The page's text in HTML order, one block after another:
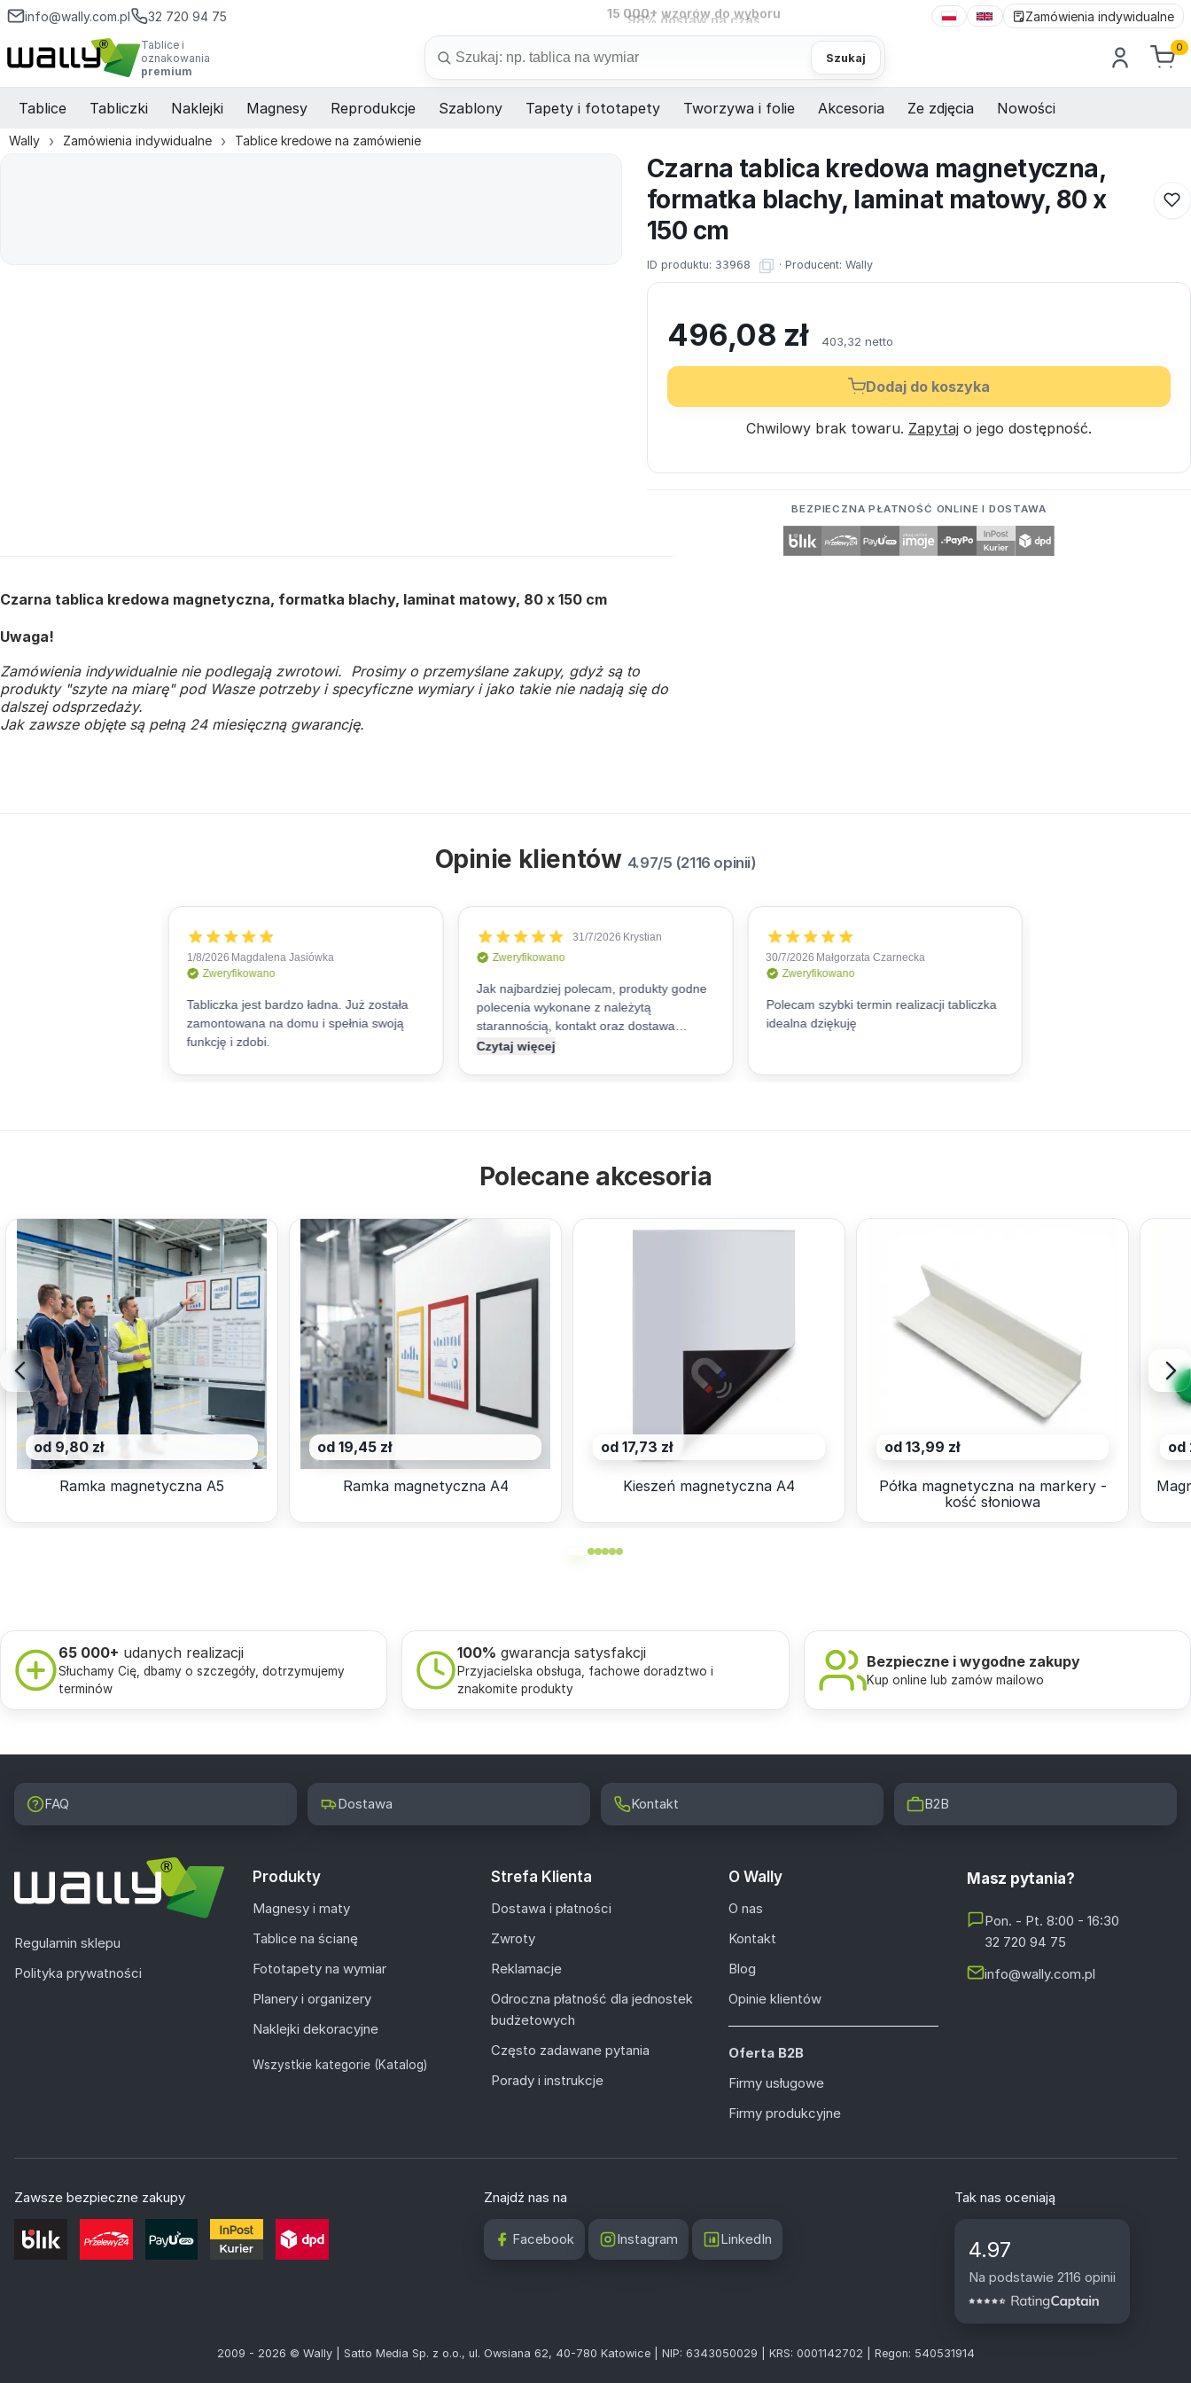
info@wally.com.pl 32 720 94 75 98%dostaw na czas Zamówienia indywidualne
Tablice i
oznakowania
premium
Szukaj
0
Tablice Tabliczki Naklejki Magnesy Reprodukcje Szablony Tapety i fototapety Tworzywa i folie Akcesoria Ze zdjęcia Nowości
Wally Zamówienia indywidualne Tablice kredowe na zamówienie
Czarna tablica kredowa magnetyczna,
formatka blachy, laminat matowy, 80 x
150 cm
ID produktu: 33968 · Producent: Wally
496,08 zł 403,32 netto
Dodaj do koszyka
Chwilowy brak towaru. Zapytaj o jego dostępność.
BEZPIECZNA PŁATNOŚĆ ONLINE I DOSTAWA
Czarna tablica kredowa magnetyczna, formatka blachy, laminat matowy, 80 x 150 cm
Uwaga!
Zamówienia indywidualnie nie podlegają zwrotowi. Prosimy o przemyślane zakupy, gdyż są to
produkty "szyte na miarę" pod Wasze potrzeby i specyficzne wymiary i jako takie nie nadają się do
dalszej odsprzedaży.
Jak zawsze objęte są pełną 24 miesięczną gwarancję.
Opinie klientów 4.97/5 (2116 opinii)
Polecane akcesoria
od 9,80 zł
Ramka magnetyczna A5
od 19,45 zł
Ramka magnetyczna A4
od 17,73 zł
Kieszeń magnetyczna A4
od 13,99 zł
Półka magnetyczna na markery -
kość słoniowa
od
65 000+ udanych realizacji
Słuchamy Cię, dbamy o szczegóły, dotrzymujemy
terminów
100% gwarancja satysfakcji
Przyjacielska obsługa, fachowe doradztwo i
znakomite produkty
Bezpieczne i wygodne zakupy
Kup online lub zamów mailowo
FAQ Dostawa Kontakt B2B
Regulamin sklepu
Polityka prywatności
Produkty
Magnesy i maty
Tablice na ścianę
Fototapety na wymiar
Planery i organizery
Naklejki dekoracyjne
Wszystkie kategorie (Katalog)
Strefa Klienta
Dostawa i płatności
Zwroty
Reklamacje
Odroczna płatność dla jednostek
budżetowych
Często zadawane pytania
Porady i instrukcje
O Wally
O nas
Kontakt
Blog
Opinie klientów
Oferta B2B
Firmy usługowe
Firmy produkcyjne
Masz pytania?
Pon. - Pt. 8:00 - 16:30
32 720 94 75
info@wally.com.pl
Zawsze bezpieczne zakupy Znajdź nas na
Facebook Instagram LinkedIn
Tak nas oceniają
4.97
Na podstawie 2116 opinii
2009 - 2026 © Wally | Satto Media Sp. z o.o., ul. Owsiana 62, 40-780 Katowice | NIP: 6343050029 | KRS: 0001142702 | Regon: 540531914